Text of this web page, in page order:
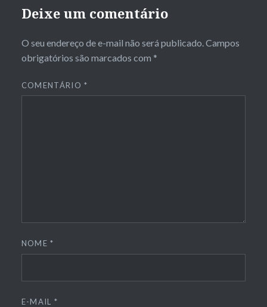
Deixe um comentário
O seu endereço de e-mail não será publicado.Campos
obrigatórios são marcados com *
COMENTÁRIO*
NOME*
E-MAIL *